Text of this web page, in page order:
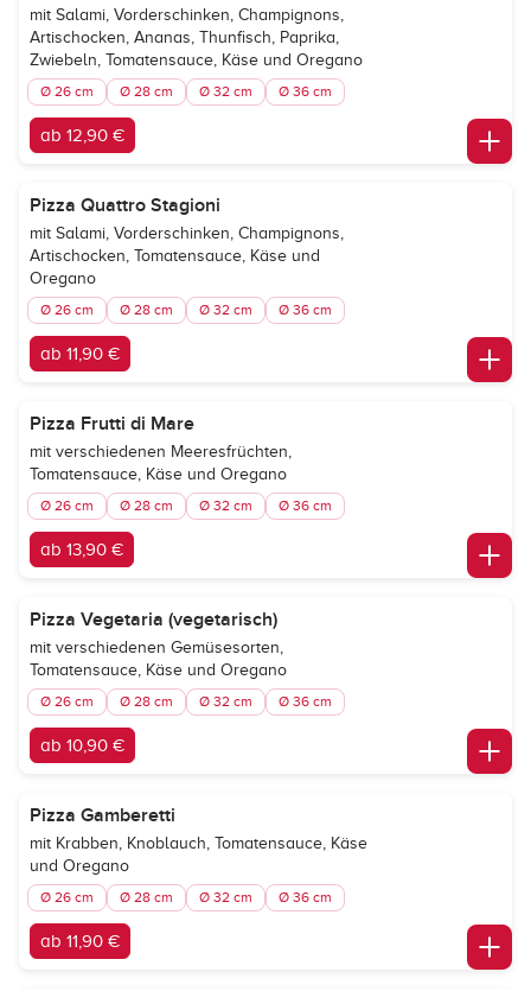
mit Salami, Vorderschinken, Champignons,
Artischocken, Ananas, Thunfisch, Paprika,
Zwiebeln, Tomatensauce, Käse und Oregano
Ø 26 cm Ø 28 cm Ø 32 cm Ø 36 cm
ab 12,90 €
Pizza Quattro Stagioni
mit Salami, Vorderschinken, Champignons,
Artischocken, Tomatensauce, Käse und
Oregano
Ø 26 cm Ø 28 cm Ø 32 cm Ø 36 cm
ab 11,90 €
Pizza Frutti di Mare
mit verschiedenen Meeresfrüchten,
Tomatensauce, Käse und Oregano
Ø 26 cm Ø 28 cm Ø 32 cm Ø 36 cm
ab 13,90 €
Pizza Vegetaria (vegetarisch)
mit verschiedenen Gemüsesorten,
Tomatensauce, Käse und Oregano
Ø 26 cm Ø 28 cm Ø 32 cm Ø 36 cm
ab 10,90 €
Pizza Gamberetti
mit Krabben, Knoblauch, Tomatensauce, Käse
und Oregano
Ø 26 cm Ø 28 cm Ø 32 cm Ø 36 cm
ab 11,90 €